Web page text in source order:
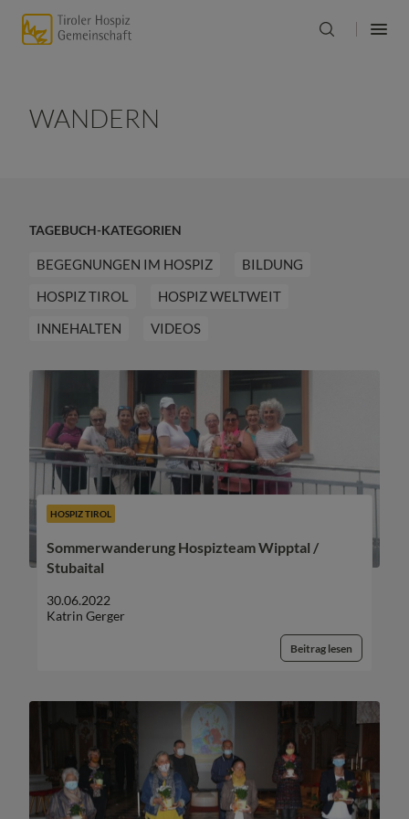
WANDERN
TAGEBUCH-KATEGORIEN
BEGEGNUNGEN IM HOSPIZ
BILDUNG
HOSPIZ TIROL
HOSPIZ WELTWEIT
INNEHALTEN
VIDEOS
HOSPIZ TIROL
Sommerwanderung Hospizteam Wipptal /
Stubaital
30.06.2022
Katrin Gerger
Beitrag lesen